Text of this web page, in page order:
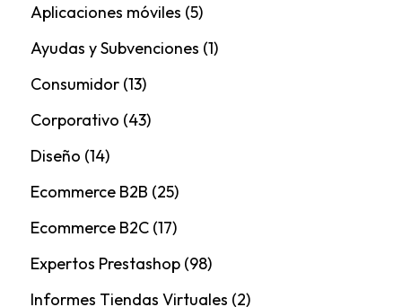
Aplicaciones móviles (5)
Ayudas y Subvenciones (1)
Consumidor(13)
Corporativo (43)
Diseño (14)
Ecommerce B2B (25)
Ecommerce B2C(17)
Expertos Prestashop(98)
Informes Tiendas Virtuales (2)